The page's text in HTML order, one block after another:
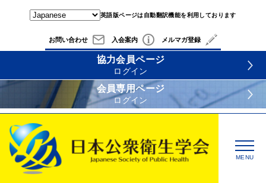
英語版ページは自動翻訳機能を利用しております
お問い合わせ 入会案内 メルマガ登録
協力会員ページ
ログイン
会員専用ページ
ログイン
MENU